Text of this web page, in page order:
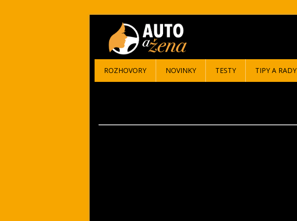
ROZHOVORY NOVINKY TESTY TIPY A RADY